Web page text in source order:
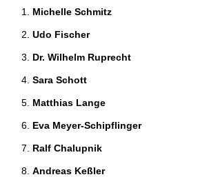
Michelle Schmitz
Udo Fischer
Dr. Wilhelm Ruprecht
Sara Schott
Matthias Lange
Eva Meyer-Schipflinger
Ralf Chalupnik
Andreas Keßler